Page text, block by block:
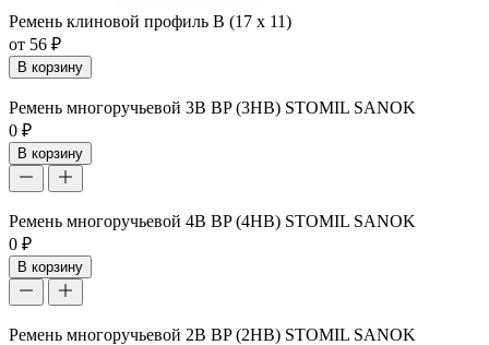
Ремень клиновой профиль B (17 х 11)
от 56 ₽
В корзину
Ремень многоручьевой 3B BP (3HB) STOMIL SANOK
0 ₽
В корзину
Ремень многоручьевой 4B BP (4HB) STOMIL SANOK
0 ₽
В корзину
Ремень многоручьевой 2B BP (2HB) STOMIL SANOK